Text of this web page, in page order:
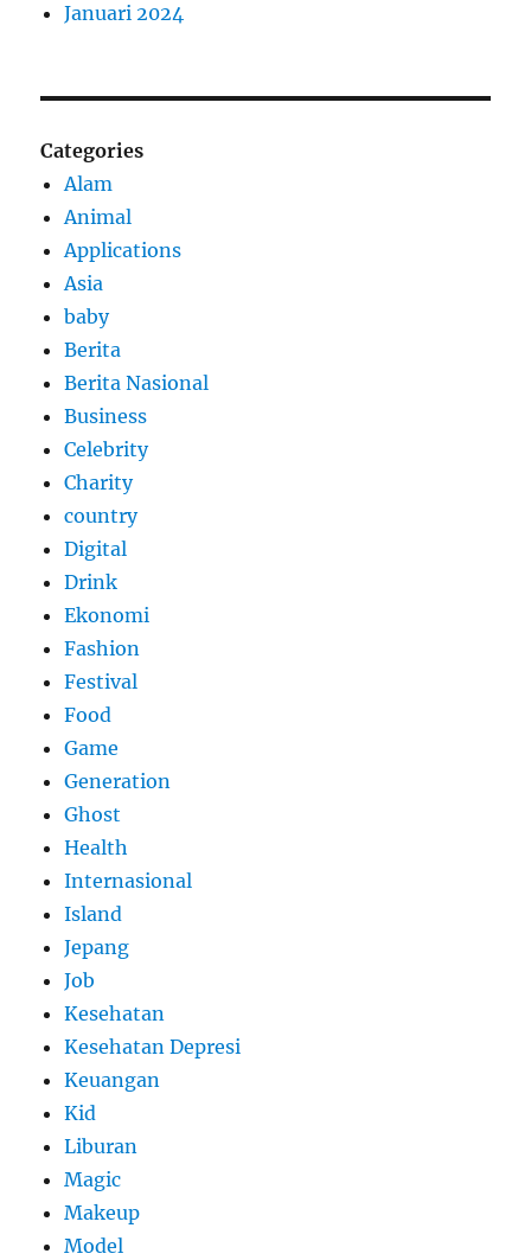
Januari 2024
Categories
Alam
Animal
Applications
Asia
baby
Berita
Berita Nasional
Business
Celebrity
Charity
country
Digital
Drink
Ekonomi
Fashion
Festival
Food
Game
Generation
Ghost
Health
Internasional
Island
Jepang
Job
Kesehatan
Kesehatan Depresi
Keuangan
Kid
Liburan
Magic
Makeup
Model